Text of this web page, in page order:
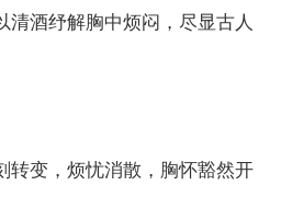
清酒纾解胸中烦闷，尽显古人
转变，烦忧消散，胸怀豁然开